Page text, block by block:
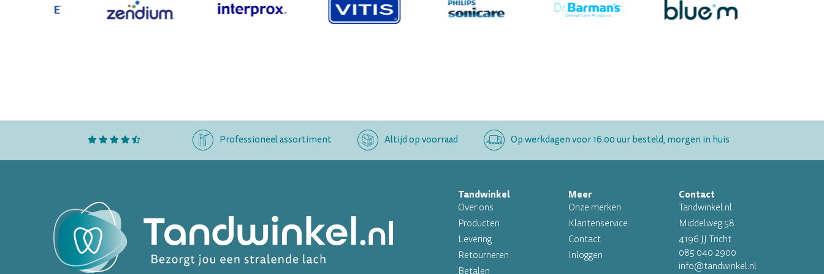
Professioneel assortiment Altijd op voorraad Op werkdagen voor 16.00 uur besteld, morgen in huis
Tandwinkel
Over ons
Producten
Levering
Retourneren
Betalen
Meer
Onze merken
Klantenservice
Contact
Inloggen
Contact
Tandwinkel.nl
Middelweg 58
4196 JJ Tricht
085 040 2900
info@tandwinkel.nl